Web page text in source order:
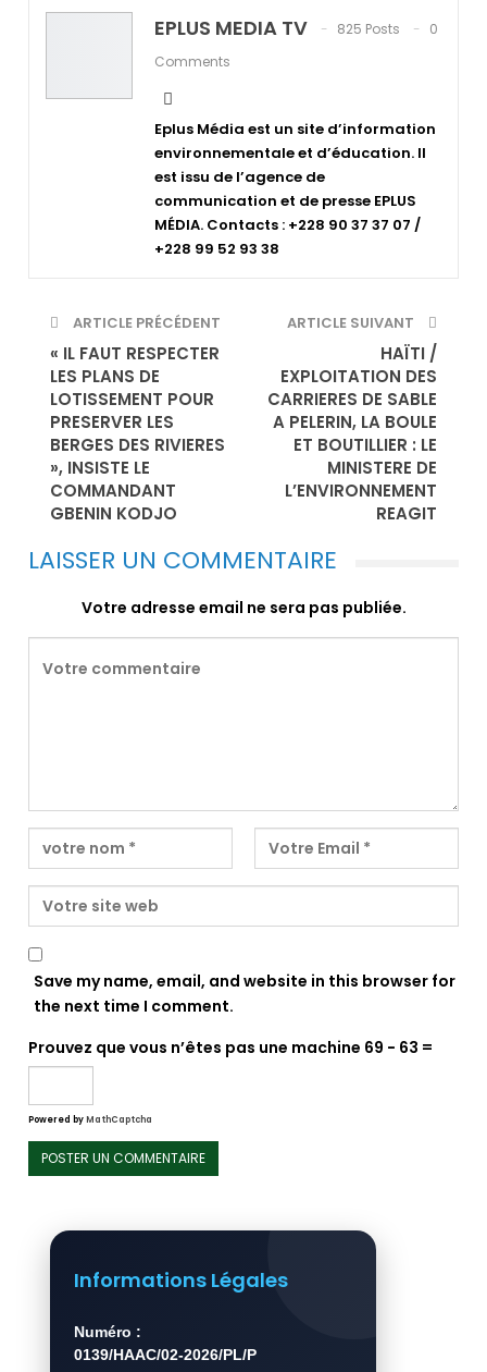
EPLUS MEDIA TV 825 Posts
0
Comments
Eplus Média est un site d’information
environnementale et d’éducation. Il
est issu de l’agence de
communication et de presse EPLUS
MÉDIA. Contacts : +228 90 37 37 07 /
+228 99 52 93 38
ARTICLE PRÉCÉDENT
« IL FAUT RESPECTER
LES PLANS DE
LOTISSEMENT POUR
PRESERVER LES
BERGES DES RIVIERES
», INSISTE LE
COMMANDANT
GBENIN KODJO
ARTICLE SUIVANT
HAÏTI /
EXPLOITATION DES
CARRIERES DE SABLE
A PELERIN, LA BOULE
ET BOUTILLIER : LE
MINISTERE DE
L’ENVIRONNEMENT
REAGIT
LAISSER UN COMMENTAIRE
Votre adresse email ne sera pas publiée.
Save my name, email, and website in this browser for
the next time I comment.
Prouvez que vous n’êtes pas une machine 69 − 63 =
Powered byMathCaptcha
Informations Légales
Numéro :
0139/HAAC/02-2026/PL/P